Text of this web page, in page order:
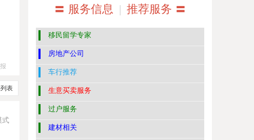
表
式
〓 服务信息 | 推荐服务 〓
移民留学专家
房地产公司
车行推荐
生意买卖服务
过户服务
建材相关